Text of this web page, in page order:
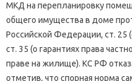
МКД на перепланировку
общего имущества в доме
Российской Федерации, ст.
ст. 35 (о гарантиях права
праве на жилище). КС РФ
отметив, что спорная норма